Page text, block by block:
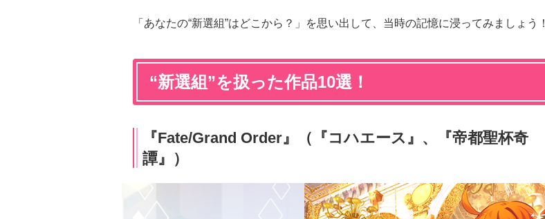
「あなたの“新選組”はどこから？」を思い出して、当時の記憶に浸ってみましょう！
“新選組”を扱った作品10選！
『Fate/Grand Order』（『コハエース』、『帝都聖杯奇
譚』）